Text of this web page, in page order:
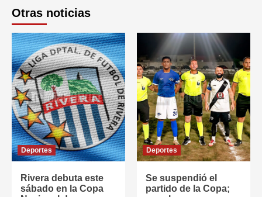
Otras noticias
Deportes
Rivera debuta este
sábado en la Copa
Deportes
Se suspendió el
partido de la Copa;